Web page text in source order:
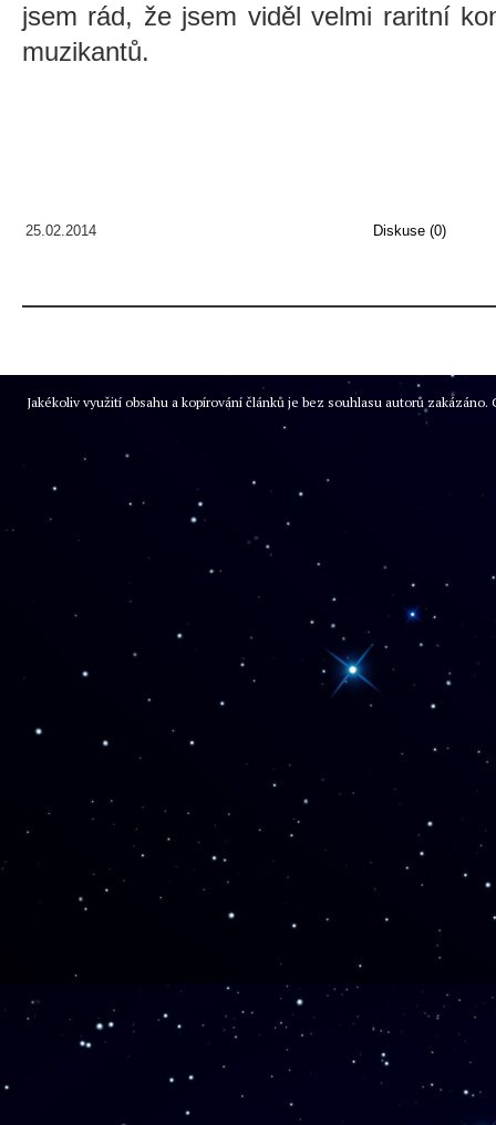
jsem rád, že jsem viděl velmi raritní
muzikantů.
25.02.2014 Diskuse (0)
Jakékoliv využití obsahu a kopírování článků je bez souhlasu autorů